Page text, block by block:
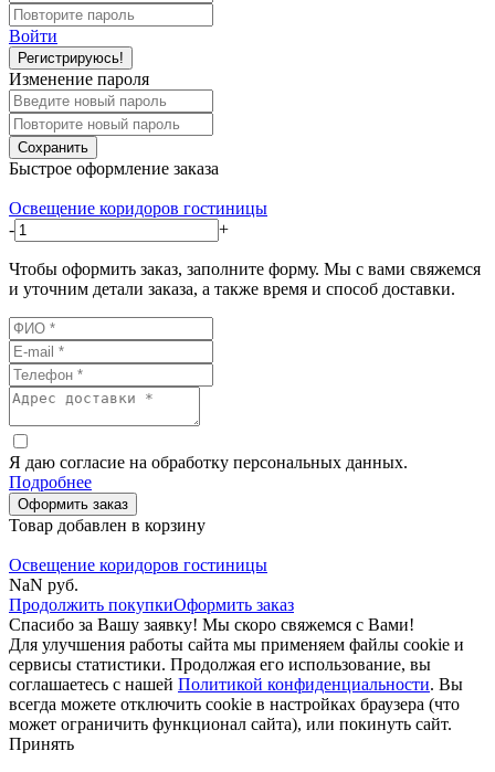
Войти
Регистрируюсь!
Изменение пароля
Сохранить
Быстрое оформление заказа
Освещение коридоров гостиницы
-
+
Чтобы оформить заказ, заполните форму. Мы с вами свяжемся
и уточним детали заказа, а также время и способ доставки.
Я даю согласие на обработку персональных данных.
Подробнее
Оформить заказ
Товар добавлен в корзину
Освещение коридоров гостиницы
NaN руб.
Продолжить покупкиОформить заказ
Спасибо за Вашу заявку! Мы скоро свяжемся с Вами!
Для улучшения работы сайта мы применяем файлы cookie и
сервисы статистики. Продолжая его использование, вы
соглашаетесь с нашей Политикой конфиденциальности. Вы
всегда можете отключить cookie в настройках браузера (что
может ограничить функционал сайта), или покинуть сайт.
Принять